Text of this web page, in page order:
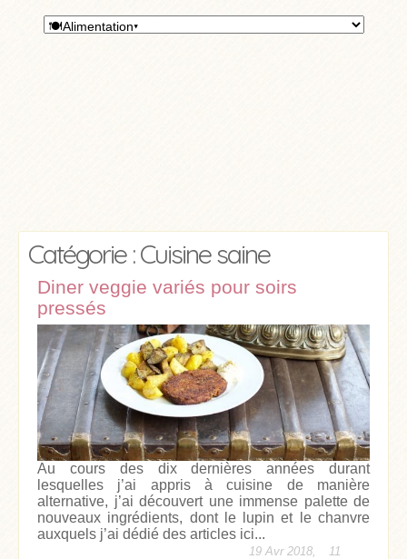
Catégorie : Cuisine saine
Diner veggie variés pour soirs
pressés
Au cours des dix dernières années durant
lesquelles j’ai appris à cuisine de manière
alternative, j’ai découvert une immense palette de
nouveaux ingrédients, dont le lupin et le chanvre
auxquels j’ai dédié des articles ici...
19 Avr 2018, 11